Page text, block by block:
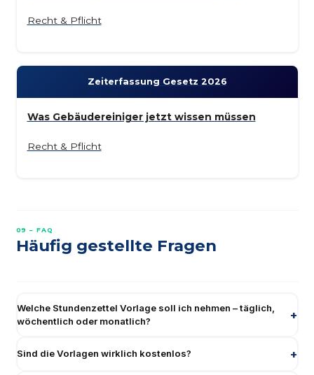
Recht & Pflicht
Zeiterfassung Gesetz 2026
Was Gebäudereiniger jetzt wissen müssen
Recht & Pflicht
09 – FAQ
Häufig gestellte Fragen
Welche Stundenzettel Vorlage soll ich nehmen – täglich,
wöchentlich oder monatlich?
Sind die Vorlagen wirklich kostenlos?